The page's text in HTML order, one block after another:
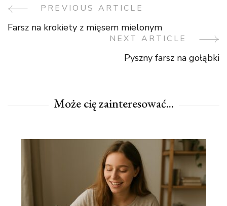
Post
PREVIOUS ARTICLE
Farsz na krokiety z mięsem mielonym
NEXT ARTICLE
Pyszny farsz na gołąbki
Może cię zainteresować...